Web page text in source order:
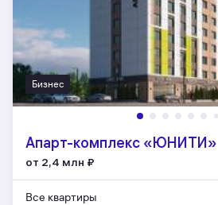
Бизнес
Апарт-комплекс «ЮНИТИ»
от 2,4 млн ₽
Все квартиры